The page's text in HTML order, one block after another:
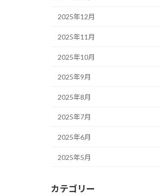
2025年12月
2025年11月
2025年10月
2025年9月
2025年8月
2025年7月
2025年6月
2025年5月
カテゴリー